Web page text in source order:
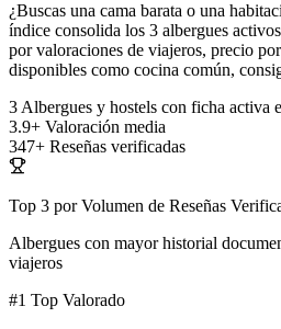
¿Buscas una cama barata o una
índice consolida los 3 albergues
por valoraciones de viajeros, precio
disponibles como cocina común,
3 Albergues y hostels con ficha activa
3.9+ Valoración media
347+ Reseñas verificadas
Top 3 por Volumen de Reseñas
Albergues con mayor historial
viajeros
#1 Top Valorado